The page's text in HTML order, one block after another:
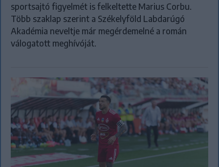
sportsajtó figyelmét is felkeltette Marius Corbu.
Több szaklap szerint a Székelyföld Labdarúgó
Akadémia neveltje már megérdemelné a román
válogatott meghívóját.